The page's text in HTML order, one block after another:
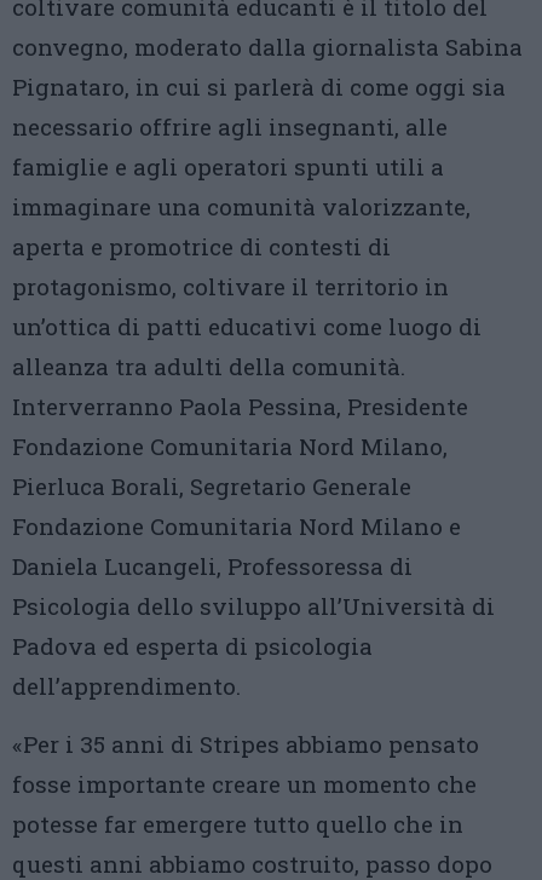
coltivare comunità educanti è il titolo del
convegno, moderato dalla giornalista Sabina
Pignataro, in cui si parlerà di come oggi sia
necessario offrire agli insegnanti, alle
famiglie e agli operatori spunti utili a
immaginare una comunità valorizzante,
aperta e promotrice di contesti di
protagonismo, coltivare il territorio in
un’ottica di patti educativi come luogo di
alleanza tra adulti della comunità.
Interverranno Paola Pessina, Presidente
Fondazione Comunitaria Nord Milano,
Pierluca Borali, Segretario Generale
Fondazione Comunitaria Nord Milano e
Daniela Lucangeli, Professoressa di
Psicologia dello sviluppo all’Università di
Padova ed esperta di psicologia
dell’apprendimento.
«Per i 35 anni di Stripes abbiamo pensato
fosse importante creare un momento che
potesse far emergere tutto quello che in
questi anni abbiamo costruito, passo dopo